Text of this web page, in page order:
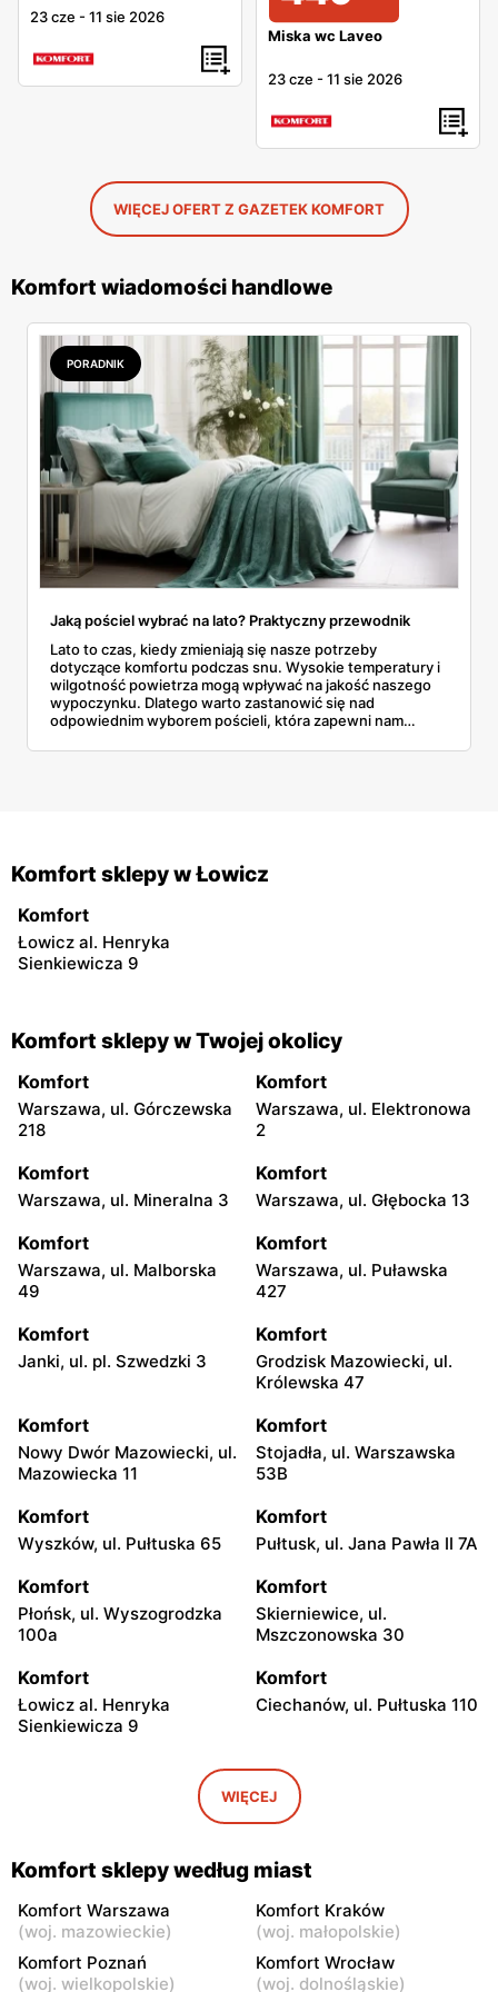
23 cze -11 sie 2026
Miska wc Laveo
23 cze -11 sie 2026
WIĘCEJ OFERT Z GAZETEK KOMFORT
Komfort wiadomości handlowe
PORADNIK
Jaką pościel wybrać na lato? Praktyczny przewodnik
Lato to czas, kiedy zmieniają się nasze potrzeby
dotyczące komfortu podczas snu. Wysokie temperatury i
wilgotność powietrza mogą wpływać na jakość naszego
wypoczynku. Dlatego warto zastanowić się nad
odpowiednim wyborem pościeli, która zapewni nam
Komfort sklepy w Łowicz
Komfort
Łowicz al. Henryka
Sienkiewicza 9
Komfort sklepy w Twojej okolicy
Komfort
Warszawa, ul. Górczewska
218
Komfort
Warszawa, ul. Elektronowa
2
Komfort
Warszawa, ul. Mineralna 3
Komfort
Warszawa, ul. Głębocka 13
Komfort
Warszawa, ul. Malborska
49
Komfort
Warszawa, ul. Puławska
427
Komfort
Janki, ul. pl. Szwedzki 3
Komfort
Grodzisk Mazowiecki, ul.
Królewska 47
Komfort
Nowy Dwór Mazowiecki, ul.
Mazowiecka 11
Komfort
Stojadła, ul. Warszawska
53B
Komfort
Wyszków, ul. Pułtuska 65
Komfort
Pułtusk, ul. Jana Pawła II 7A
Komfort
Płońsk, ul. Wyszogrodzka
100a
Komfort
Skierniewice, ul.
Mszczonowska 30
Komfort
Łowicz al. Henryka
Sienkiewicza 9
Komfort
Ciechanów, ul. Pułtuska 110
Przasnysz, ul. Sierakowo
Komfort
Białki, ul. Łukowska 109
Komfort
Radom, ul. Stanisława
Żółkiewskiego 4
Komfort
Popiełuszki 4
Komfort
Ostrołęka, ul. Goworowska
Komfort
Mława, ul. Płocka 94
WIĘCEJ
Komfort sklepy według miast
Komfort Warszawa
(woj. mazowieckie)
Komfort Kraków
(woj. małopolskie)
Komfort Poznań
(woj. wielkopolskie)
Komfort Wrocław
(woj. dolnośląskie)